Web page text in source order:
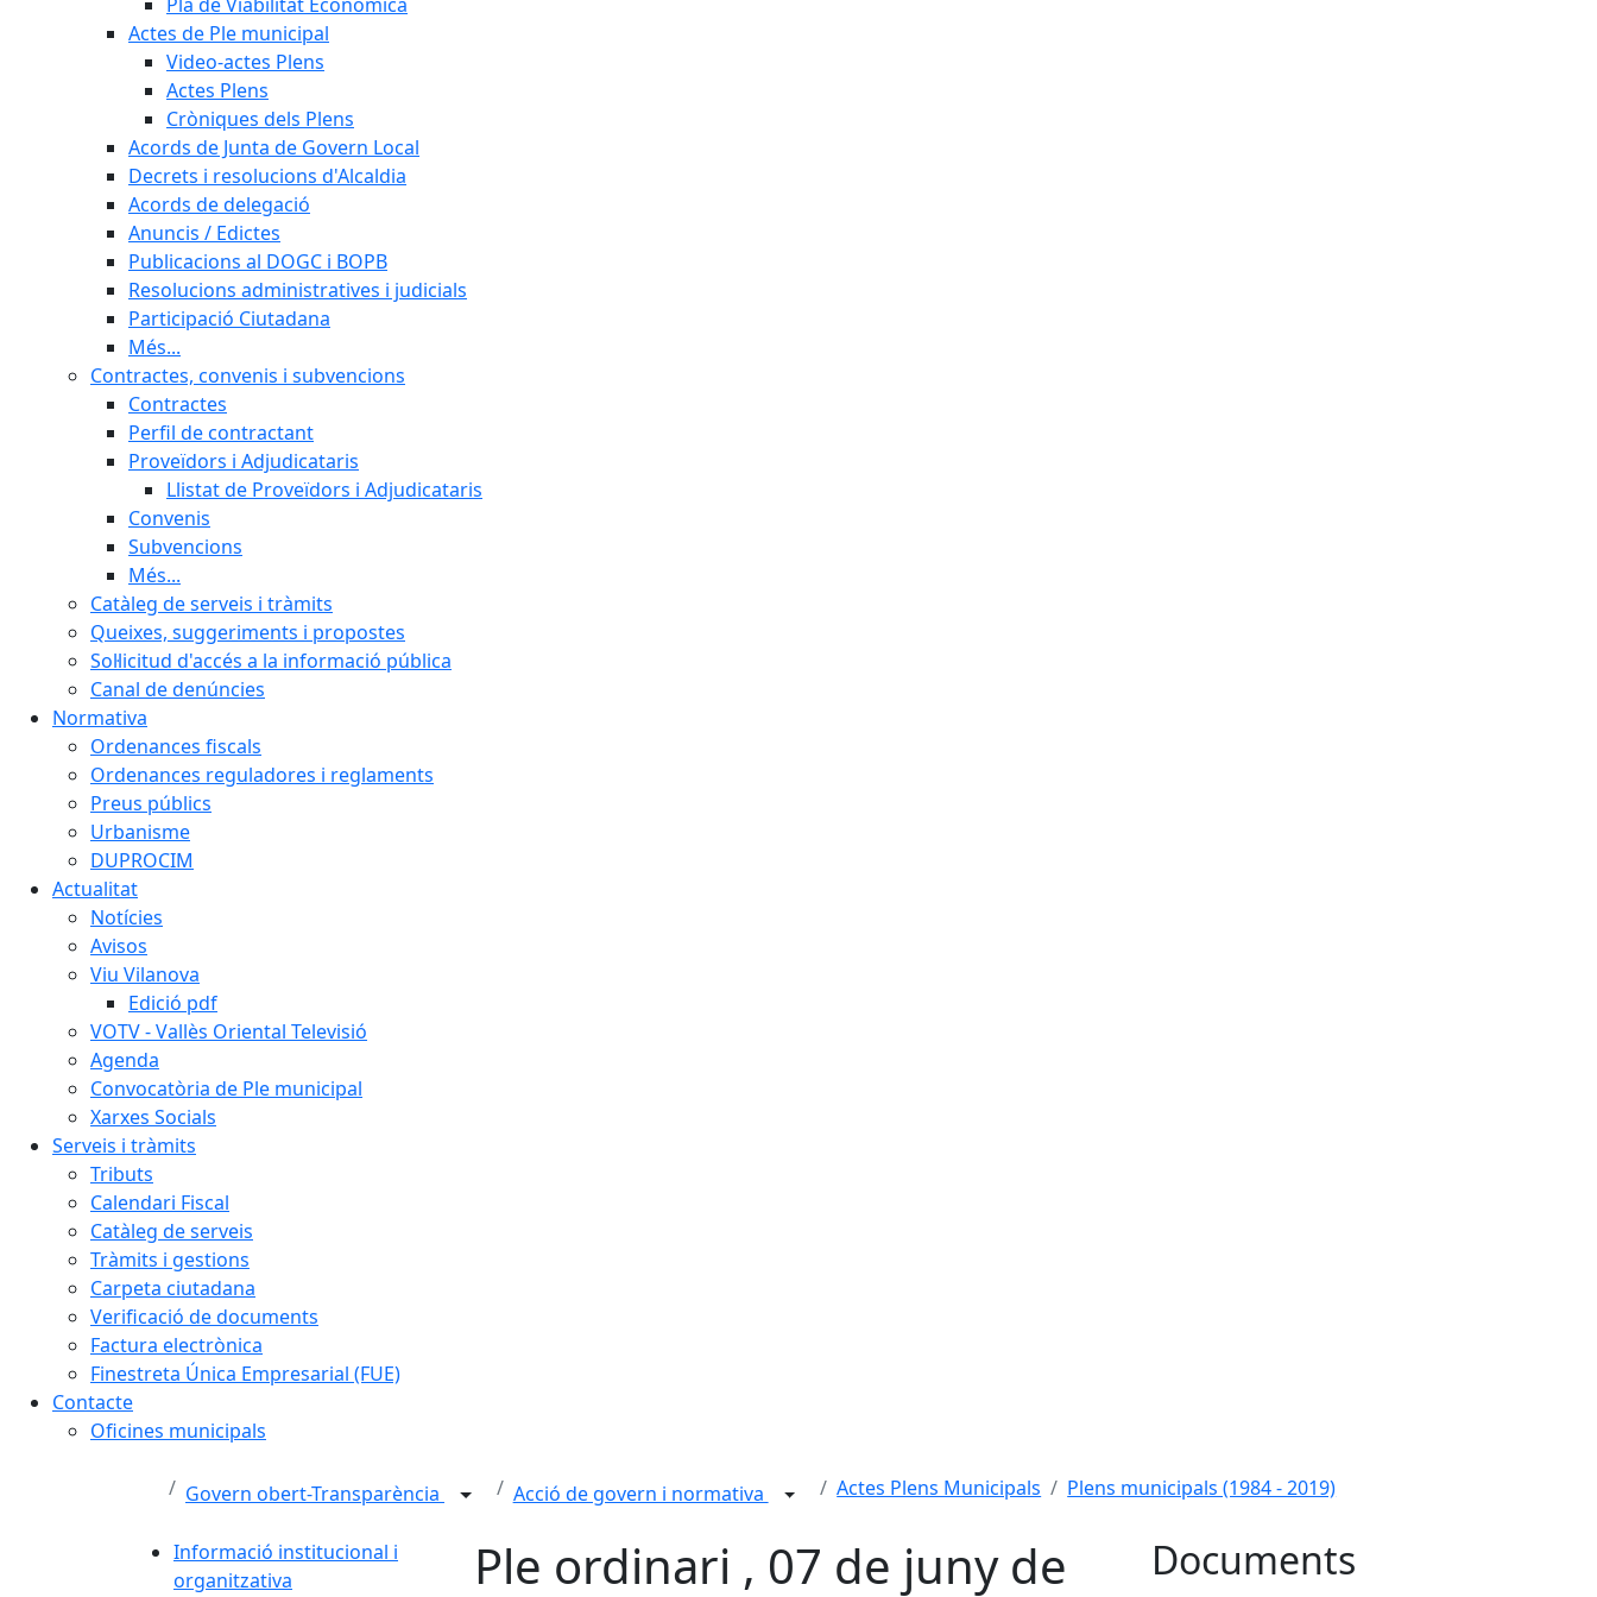
Actes de Ple municipal
Video-actes Plens
Actes Plens
Cròniques dels Plens
Acords de Junta de Govern Local
Decrets i resolucions d'Alcaldia
Acords de delegació
Anuncis / Edictes
Publicacions al DOGC i BOPB
Resolucions administratives i judicials
Participació Ciutadana
Més...
Contractes, convenis i subvencions
Contractes
Perfil de contractant
Proveïdors i Adjudicataris
Llistat de Proveïdors i Adjudicataris
Convenis
Subvencions
Més...
Catàleg de serveis i tràmits
Queixes, suggeriments i propostes
Sol·licitud d'accés a la informació pública
Canal de denúncies
Normativa
Ordenances fiscals
Ordenances reguladores i reglaments
Preus públics
Urbanisme
DUPROCIM
Actualitat
Notícies
Avisos
Viu Vilanova
Edició pdf
VOTV - Vallès Oriental Televisió
Agenda
Convocatòria de Ple municipal
Xarxes Socials
Serveis i tràmits
Tributs
Calendari Fiscal
Catàleg de serveis
Tràmits i gestions
Carpeta ciutadana
Verificació de documents
Factura electrònica
Finestreta Única Empresarial (FUE)
Contacte
Oficines municipals
Govern obert-Transparència Acció de govern i normativa Actes Plens Municipals Plens municipals (1984 - 2019)
Informació institucional i
organitzativa
Ple ordinari , 07 de juny de
Documents